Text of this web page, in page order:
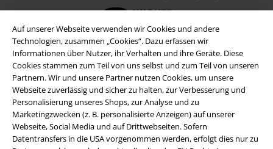
Auf unserer Webseite verwenden wir Cookies und andere
Technologien, zusammen „Cookies“. Dazu erfassen wir
Informationen über Nutzer, ihr Verhalten und ihre Geräte. Diese
Cookies stammen zum Teil von uns selbst und zum Teil von unseren
Partnern. Wir und unsere Partner nutzen Cookies, um unsere
Webseite zuverlässig und sicher zu halten, zur Verbesserung und
Personalisierung unseres Shops, zur Analyse und zu
Marketingzwecken (z. B. personalisierte Anzeigen) auf unserer
Webseite, Social Media und auf Drittwebseiten. Sofern
Datentransfers in die USA vorgenommen werden, erfolgt dies nur zu